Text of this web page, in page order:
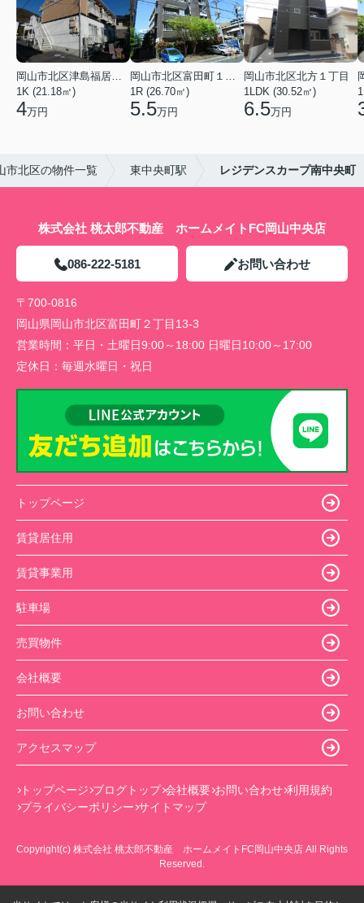
岡山市北区津島福居１丁目
1K (21.18㎡)
4万円
岡山市北区富田町１丁目
1R (26.70㎡)
5.5万円
岡山市北区北方１丁目
1LDK (30.52㎡)
6.5万円
市北区の物件一覧 東中央町駅 レジデンスカープ南中央町
株式会社 桃太郎不動産 ホームメイトFC岡山中央店
086-222-5181 お問い合わせ
〒700-0816
岡山県岡山市北区富田町２丁目13-3
営業時間： 平日・土曜日9:00～18:00 日曜日10:00～17:00
定休日： 毎週水曜日・祝日
トップページ
賃貸居住用
賃貸事業用
駐車場
売買物件
会社概要
お問い合わせ
アクセスマップ
トップページ ブログトップ 会社概要 お問い合わせ 利用規約
プライバシーポリシー サイトマップ
Copyright(c) 株式会社 桃太郎不動産 ホームメイトFC岡山中央店 All Rights
Reserved.